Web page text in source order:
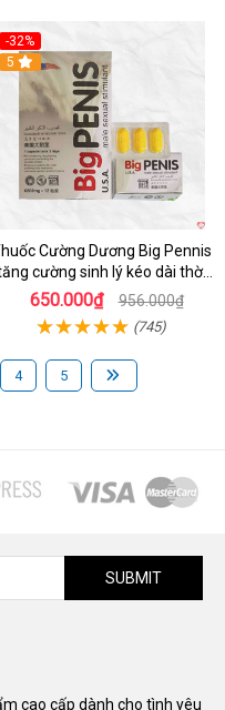
-32%
5
Cường Dương Big Pennis
cường sinh lý kéo dài thời
gian
650.000₫ 956.000₫
(745)
4 5
SUBMIT
cao cấp dành cho tình yêu